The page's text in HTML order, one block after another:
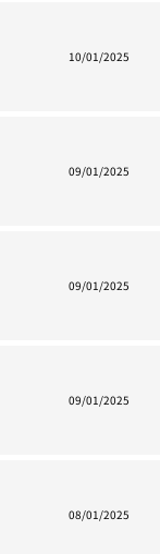
10/01/2025
09/01/2025
09/01/2025
09/01/2025
08/01/2025